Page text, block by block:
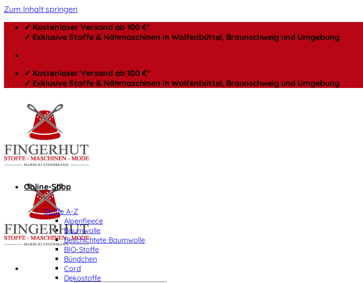
Zum Inhalt springen
✓ Kostenloser Versand ab 100 €*
✓ Exklusive Stoffe & Nähmaschinen in Wolfenbüttel, Braunschweig und Umgebung
✓ Kostenloser Versand ab 100 €*
✓ Exklusive Stoffe & Nähmaschinen in Wolfenbüttel, Braunschweig und Umgebung
Online-Shop
Stoffe A-Z
Alpenfleece
Baumwolle
Beschichtete Baumwolle
BIO-Stoffe
Bündchen
Cord
Dekostoffe